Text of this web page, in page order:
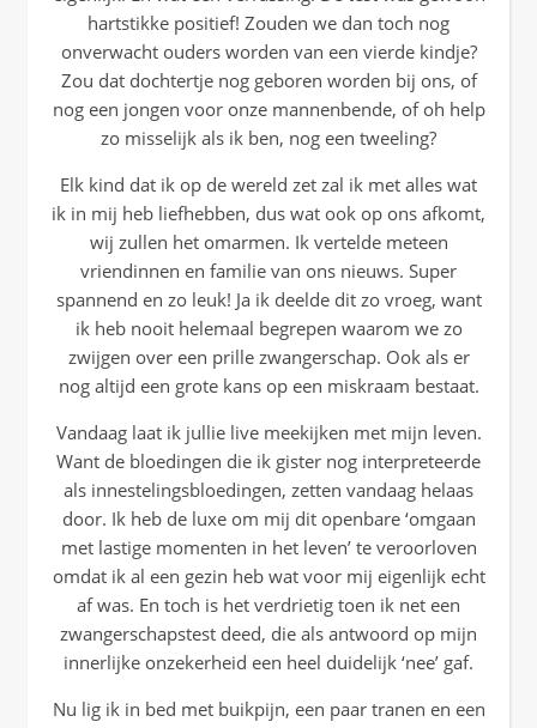
hartstikke positief! Zouden we dan toch nog
onverwacht ouders worden van een vierde kindje?
Zou dat dochtertje nog geboren worden bij ons, of
nog een jongen voor onze mannenbende, of oh help
zo misselijk als ik ben, nog een tweeling?
Elk kind dat ik op de wereld zet zal ik met alles wat
ik in mij heb liefhebben, dus wat ook op ons afkomt,
wij zullen het omarmen. Ik vertelde meteen
vriendinnen en familie van ons nieuws. Super
spannend en zo leuk! Ja ik deelde dit zo vroeg, want
ik heb nooit helemaal begrepen waarom we zo
zwijgen over een prille zwangerschap. Ook als er
nog altijd een grote kans op een miskraam bestaat.
Vandaag laat ik jullie live meekijken met mijn leven.
Want de bloedingen die ik gister nog interpreteerde
als innestelingsbloedingen, zetten vandaag helaas
door. Ik heb de luxe om mij dit openbare ‘omgaan
met lastige momenten in het leven’ te veroorloven
omdat ik al een gezin heb wat voor mij eigenlijk echt
af was. En toch is het verdrietig toen ik net een
zwangerschapstest deed, die als antwoord op mijn
innerlijke onzekerheid een heel duidelijk ‘nee’ gaf.
Nu lig ik in bed met buikpijn, een paar tranen en een